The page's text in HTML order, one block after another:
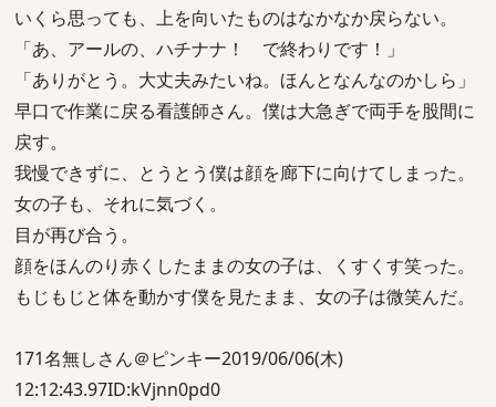
いくら思っても、上を向いたものはなかなか戻らない。
「あ、アールの、ハチナナ！ で終わりです！」
「ありがとう。大丈夫みたいね。ほんとなんなのかしら」
早口で作業に戻る看護師さん。僕は大急ぎで両手を股間に
戻す。
我慢できずに、とうとう僕は顔を廊下に向けてしまった。
女の子も、それに気づく。
目が再び合う。
顔をほんのり赤くしたままの女の子は、くすくす笑った。
もじもじと体を動かす僕を見たまま、女の子は微笑んだ。
171名無しさん＠ピンキー2019/06/06(木)
12:12:43.97ID:kVjnn0pd0